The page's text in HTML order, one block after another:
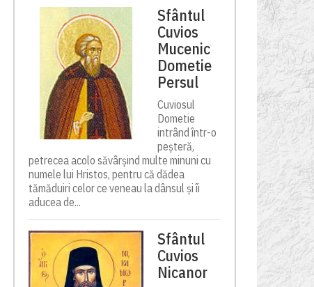
Sfântul
Cuvios
Mucenic
Dometie
Persul
Cuviosul
Dometie
intrând într-o
peșteră,
petrecea acolo săvârșind multe minuni cu
numele lui Hristos, pentru că dădea
tămăduiri celor ce veneau la dânsul și îi
aducea de...
Sfântul
Cuvios
Nicanor